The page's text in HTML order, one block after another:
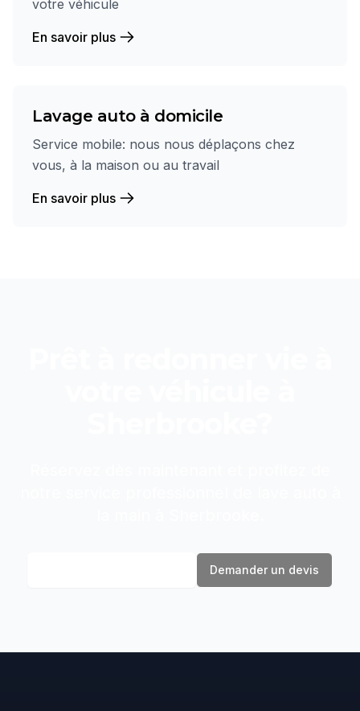
votre véhicule
En savoir plus
Lavage auto à domicile
Service mobile: nous nous déplaçons chez
vous, à la maison ou au travail
En savoir plus
Demander un devis